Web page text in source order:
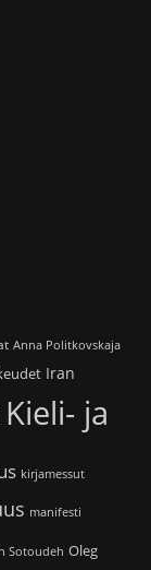
Anna Politkovskaja
Iran
Kieli- ja
kirjamessut
manifesti
Sotoudeh Oleg